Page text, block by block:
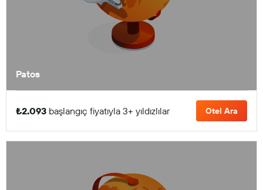
Patos
₺2.093 başlangıç fiyatıyla 3+ yıldızlılar Otel Ara